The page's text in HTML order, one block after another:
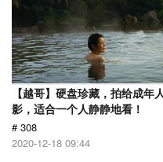
【越哥】硬盘珍藏，拍给成年
影，适合一个人静静地看！
# 308
2020-12-18 09:44